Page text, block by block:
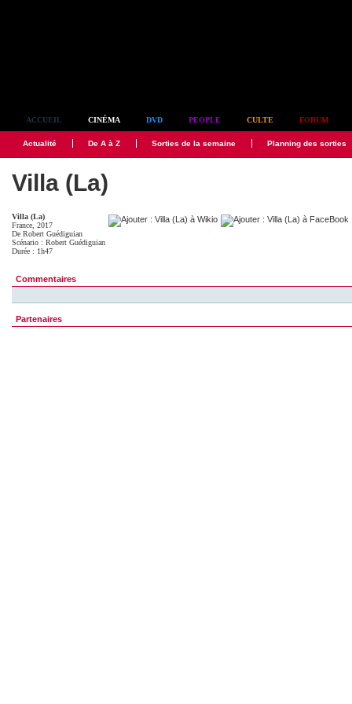
ACCUEIL CINÉMA DVD PEOPLE CULTE FORUM
Actualité De A à Z Sorties de la semaine Planning des sorties
Villa (La)
Villa (La)
France, 2017
De Robert Guédiguian
Scénario : Robert Guédiguian
Durée : 1h47
Commentaires
Partenaires